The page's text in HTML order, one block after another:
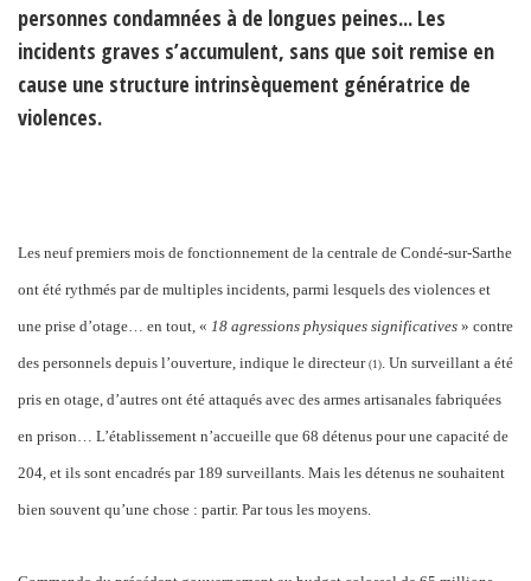
personnes condamnées à de longues peines... Les
incidents graves s’accumulent, sans que soit remise en
cause une structure intrinsèquement génératrice de
violences.
Les neuf premiers mois de fonctionnement de la centrale de Condé-sur-Sarthe
ont été rythmés par de multiples incidents, parmi lesquels des violences et
une prise d’otage… en tout, « 18 agressions physiques significatives » contre
des personnels depuis l’ouverture, indique le directeur (1) . Un surveillant a été
pris en otage, d’autres ont été attaqués avec des armes artisanales fabriquées
en prison… L’établissement n’accueille que 68 détenus pour une capacité de
204, et ils sont encadrés par 189 surveillants. Mais les détenus ne souhaitent
bien souvent qu’une chose : partir. Par tous les moyens.